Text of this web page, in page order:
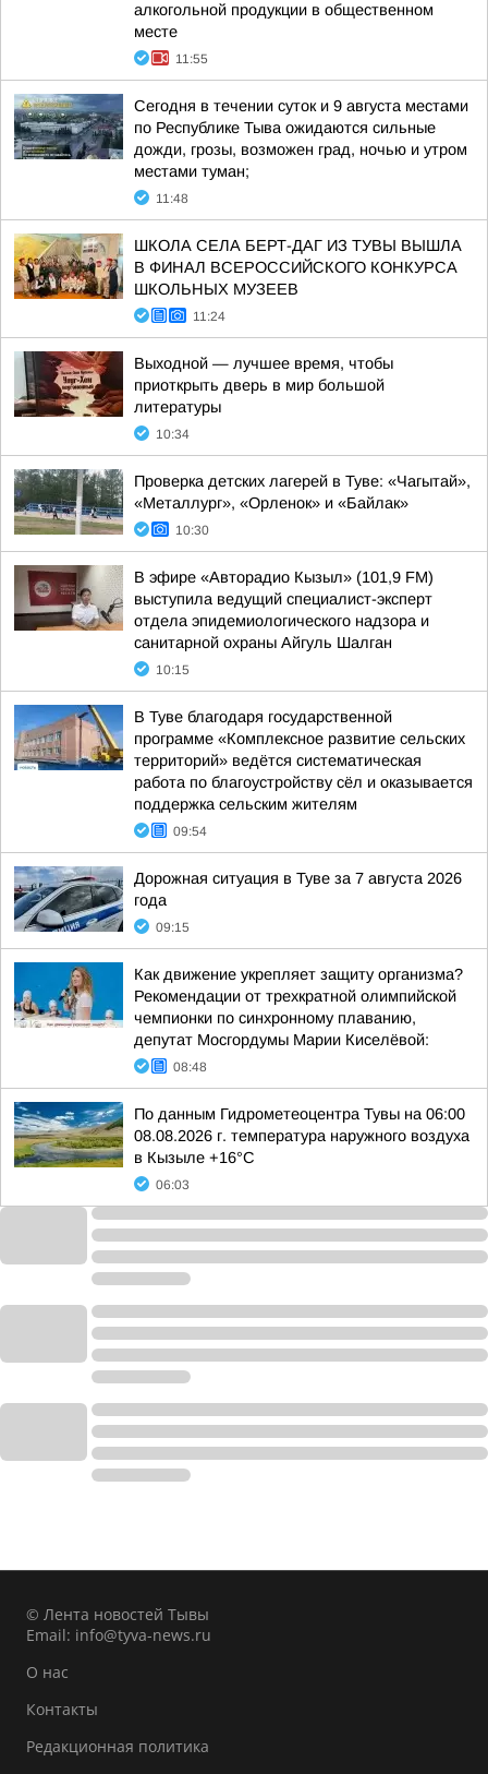
алкогольной продукции в общественном
месте
11:55
Сегодня в течении суток и 9 августа местами
по Республике Тыва ожидаются сильные
дожди, грозы, возможен град, ночью и утром
местами туман;
11:48
ШКОЛА СЕЛА БЕРТ-ДАГ ИЗ ТУВЫ ВЫШЛА
В ФИНАЛ ВСЕРОССИЙСКОГО КОНКУРСА
ШКОЛЬНЫХ МУЗЕЕВ
11:24
Выходной — лучшее время, чтобы
приоткрыть дверь в мир большой
литературы
10:34
Проверка детских лагерей в Туве: «Чагытай»,
«Металлург», «Орленок» и «Байлак»
10:30
В эфире «Авторадио Кызыл» (101,9 FM)
выступила ведущий специалист-эксперт
отдела эпидемиологического надзора и
санитарной охраны Айгуль Шалган
10:15
В Туве благодаря государственной
программе «Комплексное развитие сельских
территорий» ведётся систематическая
работа по благоустройству сёл и оказывается
поддержка сельским жителям
09:54
Дорожная ситуация в Туве за 7 августа 2026
года
09:15
Как движение укрепляет защиту организма?
Рекомендации от трехкратной олимпийской
чемпионки по синхронному плаванию,
депутат Мосгордумы Марии Киселёвой:
08:48
По данным Гидрометеоцентра Тувы на 06:00
08.08.2026 г. температура наружного воздуха
в Кызыле +16°С
06:03
© Лента новостей Тывы
Email: info@tyva-news.ru
О нас
Контакты
Редакционная политика